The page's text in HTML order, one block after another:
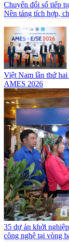
Chuyển đổi số tiếp
Nền tảng tích hợp,
Việt Nam lần thứ
AMES 2026
35 dự án khởi
công nghệ tại vòng